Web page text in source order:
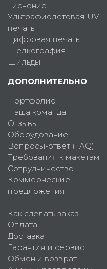
Тиснение
Ультрафиолетовая UV-
печать
Цифровая печать
Шелкография
Шильды
ДОПОЛНИТЕЛЬНО
Портфолио
Наша команда
Отзывы
Оборудование
Вопросы-ответ (FAQ)
Требования к макетам
Сотрудничество
Коммерческие
предложения
Как сделать заказ
Оплата
Доставка
Гарантия и сервис
Обмен и возврат